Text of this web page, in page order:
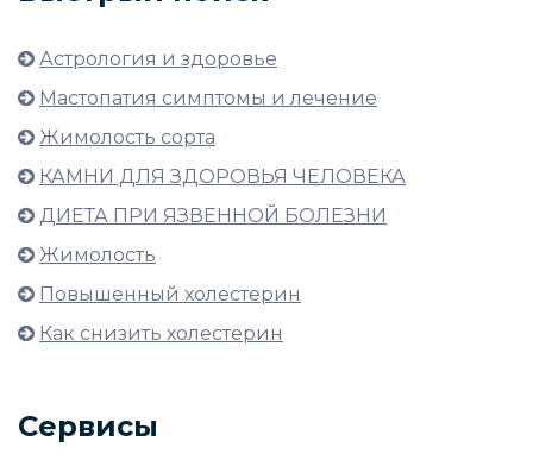
Астрология и здоровье
Мастопатия симптомы и лечение
Жимолость сорта
КАМНИ ДЛЯ ЗДОРОВЬЯ ЧЕЛОВЕКА
ДИЕТА ПРИ ЯЗВЕННОЙ БОЛЕЗНИ
Жимолость
Повышенный холестерин
Как снизить холестерин
Сервисы